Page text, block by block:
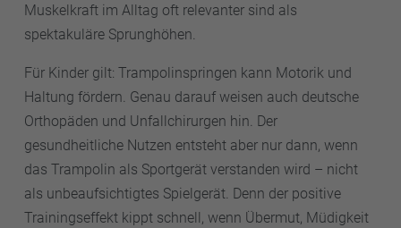
Muskelkraft im Alltag oft relevanter sind als
spektakuläre Sprunghöhen.
Für Kinder gilt: Trampolinspringen kann Motorik und
Haltung fördern. Genau darauf weisen auch deutsche
Orthopäden und Unfallchirurgen hin. Der
gesundheitliche Nutzen entsteht aber nur dann, wenn
das Trampolin als Sportgerät verstanden wird – nicht
als unbeaufsichtigtes Spielgerät. Denn der positive
Trainingseffekt kippt schnell, wenn Übermut, Müdigkeit